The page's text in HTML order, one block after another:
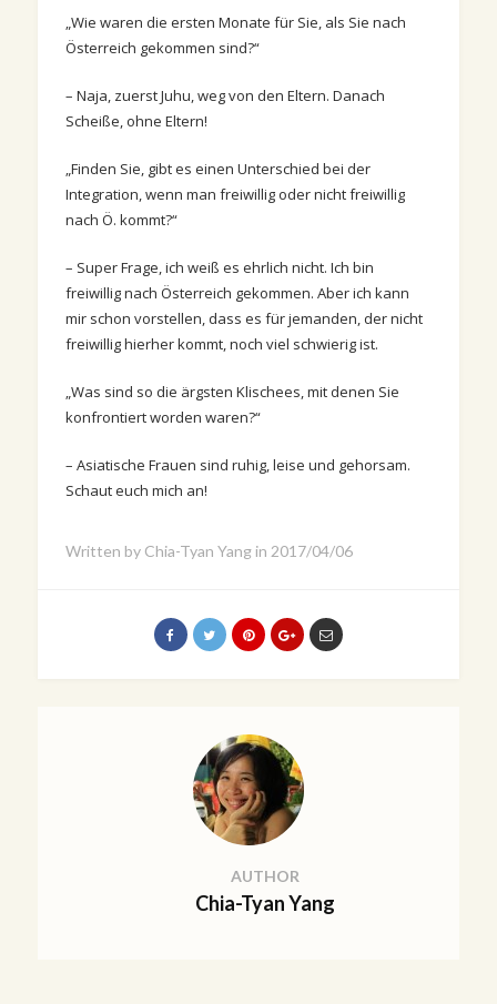
„Wie waren die ersten Monate für Sie, als Sie nach
Österreich gekommen sind?“
– Naja, zuerst Juhu, weg von den Eltern. Danach
Scheiße, ohne Eltern!
„Finden Sie, gibt es einen Unterschied bei der
Integration, wenn man freiwillig oder nicht freiwillig
nach Ö. kommt?“
– Super Frage, ich weiß es ehrlich nicht. Ich bin
freiwillig nach Österreich gekommen. Aber ich kann
mir schon vorstellen, dass es für jemanden, der nicht
freiwillig hierher kommt, noch viel schwierig ist.
„Was sind so die ärgsten Klischees, mit denen Sie
konfrontiert worden waren?“
– Asiatische Frauen sind ruhig, leise und gehorsam.
Schaut euch mich an!
Written by Chia-Tyan Yang in 2017/04/06
AUTHOR
Chia-Tyan Yang